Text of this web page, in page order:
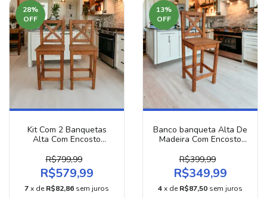
28%
OFF
Kit Com 2 Banquetas
Alta Com Encosto
R$799,99
R$579,99
7x de R$82,86 sem juros
13%
OFF
Banco banqueta Alta De
Madeira Com Encosto
R$399,99
R$349,99
4x de R$87,50 sem juros